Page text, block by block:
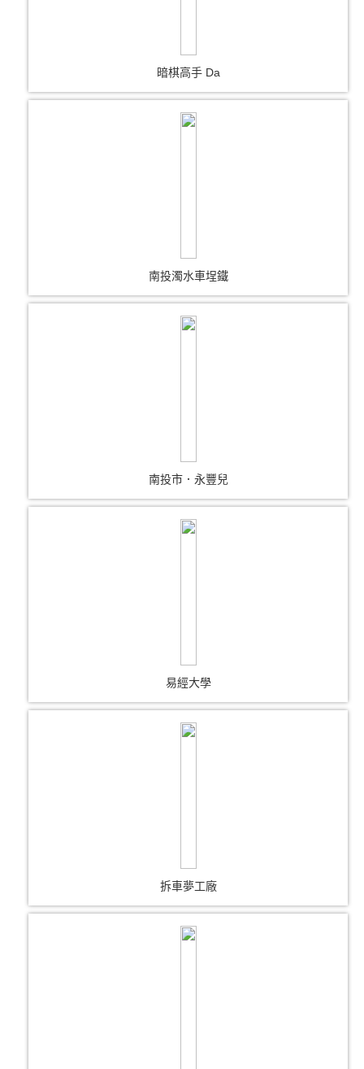
暗棋高手 Da
南投濁水車埕鐵
南投市．永豐兒
易經大學
拆車夢工廠